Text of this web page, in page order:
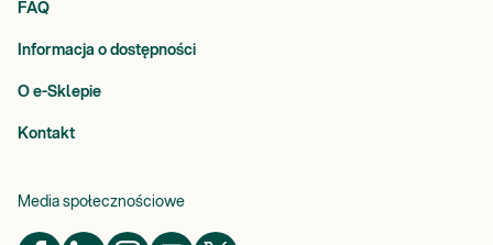
FAQ
Informacja o dostępności
O e-Sklepie
Kontakt
Media społecznościowe